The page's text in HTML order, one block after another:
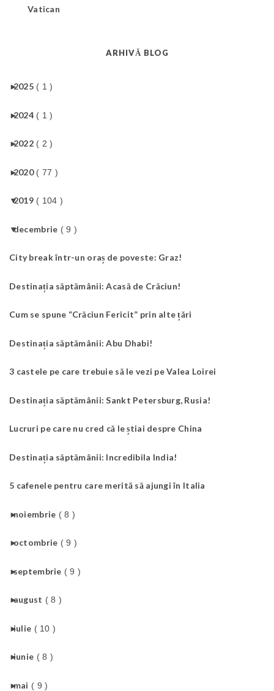
Vatican
ARHIVĂ BLOG
►
2025 ( 1 )
►
2024 ( 1 )
►
2022 ( 2 )
►
2020 ( 77 )
▼
2019 ( 104 )
▼
decembrie ( 9 )
City break într-un oraș de poveste: Graz!
Destinația săptămânii: Acasă de Crăciun!
Cum se spune “Crăciun Fericit” prin alte țări
Destinația săptămânii: Abu Dhabi!
3 castele pe care trebuie să le vezi pe Valea Loirei
Destinația săptămânii: Sankt Petersburg, Rusia!
Lucruri pe care nu cred că le știai despre China
Destinația săptămânii: Incredibila India!
5 cafenele pentru care merită să ajungi în Italia
►
noiembrie ( 8 )
►
octombrie ( 9 )
►
septembrie ( 9 )
►
august ( 8 )
►
iulie ( 10 )
►
iunie ( 8 )
►
mai ( 9 )